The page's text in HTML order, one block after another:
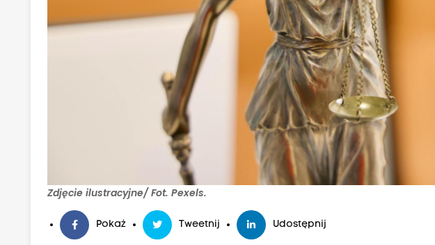
Zdjęcie ilustracyjne/ Fot. Pexels.
Pokaż Tweetnij Udostępnij